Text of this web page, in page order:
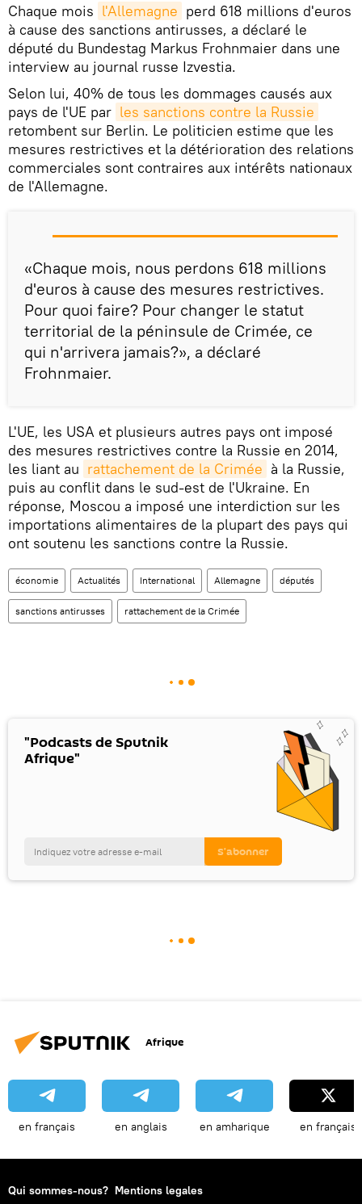
Chaque mois l'Allemagne perd 618 millions d'euros
à cause des sanctions antirusses, a déclaré le
député du Bundestag Markus Frohnmaier dans une
interview au journal russe Izvestia.
Selon lui, 40% de tous les dommages causés aux
pays de l'UE par les sanctions contre la Russie
retombent sur Berlin. Le politicien estime que les
mesures restrictives et la détérioration des relations
commerciales sont contraires aux intérêts nationaux
de l'Allemagne.
«Chaque mois, nous perdons 618 millions
d'euros à cause des mesures restrictives.
Pour quoi faire? Pour changer le statut
territorial de la péninsule de Crimée, ce
qui n'arrivera jamais?», a déclaré
Frohnmaier.
L'UE, les USA et plusieurs autres pays ont imposé
des mesures restrictives contre la Russie en 2014,
les liant au rattachement de la Crimée à la Russie,
puis au conflit dans le sud-est de l'Ukraine. En
réponse, Moscou a imposé une interdiction sur les
importations alimentaires de la plupart des pays qui
ont soutenu les sanctions contre la Russie.
économie Actualités International Allemagne députés
sanctions antirusses rattachement de la Crimée
"Podcasts de Sputnik
Afrique"
Afrique
en français en anglais en amharique en français
Qui sommes-nous? Mentions legales